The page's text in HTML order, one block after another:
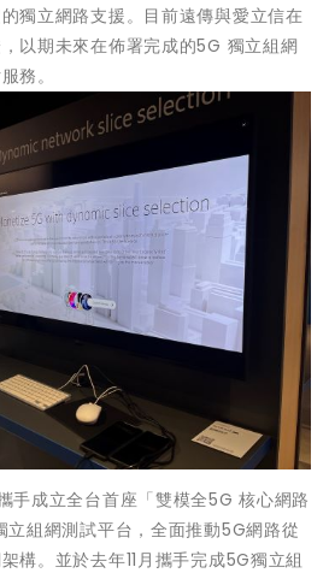
獨立網路支援。目前遠傳與愛立信在
以期未來在佈署完成的5G 獨立組網
務。
手成立全台首座「雙模全5G 核心網路
組網測試平台，全面推動5G網路從
構。並於去年11月攜手完成5G獨立組